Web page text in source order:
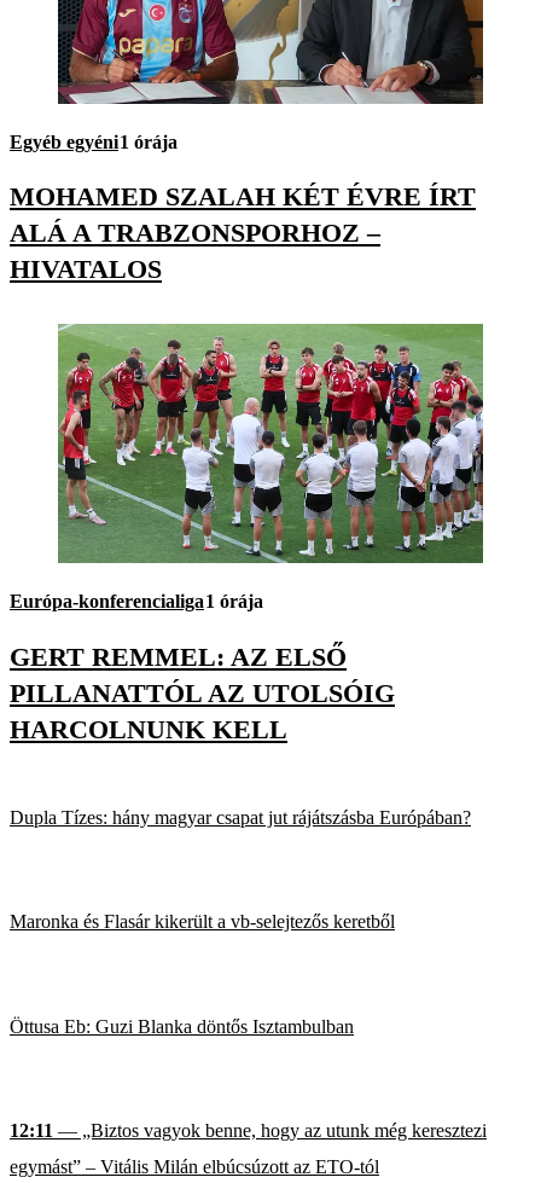
Egyéb egyéni1 órája
MOHAMED SZALAH KÉT ÉVRE ÍRT
ALÁ A TRABZONSPORHOZ –
HIVATALOS
Európa-konferencialiga1 órája
GERT REMMEL: AZ ELSŐ
PILLANATTÓL AZ UTOLSÓIG
HARCOLNUNK KELL
Dupla Tízes: hány magyar csapat jut rájátszásba Európában?
Maronka és Flasár kikerült a vb-selejtezős keretből
Öttusa Eb: Guzi Blanka döntős Isztambulban
12:11 — „Biztos vagyok benne, hogy az utunk még keresztezi
egymást” – Vitális Milán elbúcsúzott az ETO-tól